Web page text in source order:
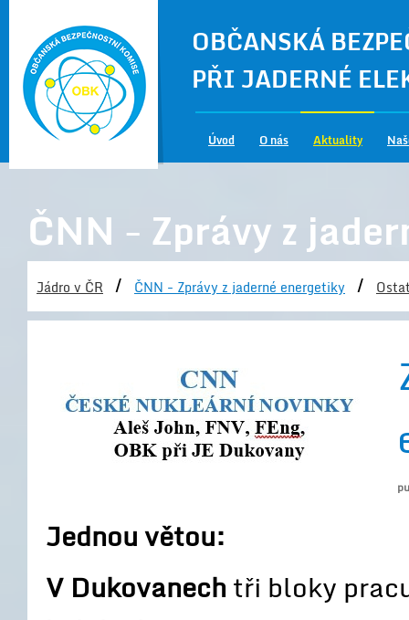
OBČANSKÁ
PŘI JADERNÉ
Úvod O nás Aktuality
ČNN - Zprávy z
Jádro v ČR / ČNN - Zprávy z jaderné energetiky /
Jednou větou:
V Dukovanechtři bloky